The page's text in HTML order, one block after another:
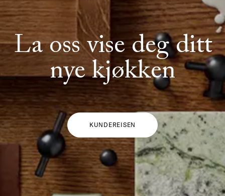
La oss vise deg ditt
nye kjøkken
KUNDEREISEN